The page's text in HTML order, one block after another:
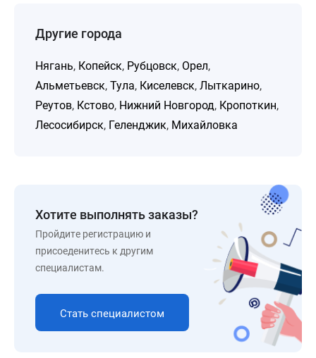
Другие города
Нягань, Копейск, Рубцовск, Орел,
Альметьевск, Тула, Киселевск, Лыткарино,
Реутов, Кстово, Нижний Новгород, Кропоткин,
Лесосибирск, Геленджик, Михайловка
Хотите выполнять заказы?
Пройдите регистрацию и
присоеденитесь к другим
специалистам.
Стать специалистом